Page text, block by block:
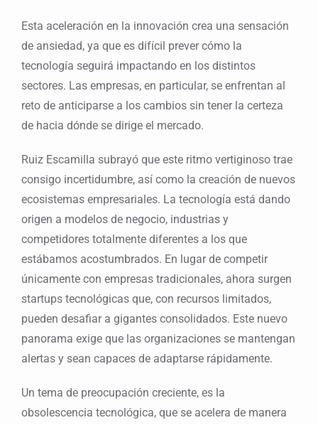
Esta aceleración en la innovación crea una sensación
de ansiedad, ya que es difícil prever cómo la
tecnología seguirá impactando en los distintos
sectores. Las empresas, en particular, se enfrentan al
reto de anticiparse a los cambios sin tener la certeza
de hacia dónde se dirige el mercado.
Ruiz Escamilla subrayó que este ritmo vertiginoso trae
consigo incertidumbre, así como la creación de nuevos
ecosistemas empresariales. La tecnología está dando
origen a modelos de negocio, industrias y
competidores totalmente diferentes a los que
estábamos acostumbrados. En lugar de competir
únicamente con empresas tradicionales, ahora surgen
startups tecnológicas que, con recursos limitados,
pueden desafiar a gigantes consolidados. Este nuevo
panorama exige que las organizaciones se mantengan
alertas y sean capaces de adaptarse rápidamente.
Un tema de preocupación creciente, es la
obsolescencia tecnológica, que se acelera de manera